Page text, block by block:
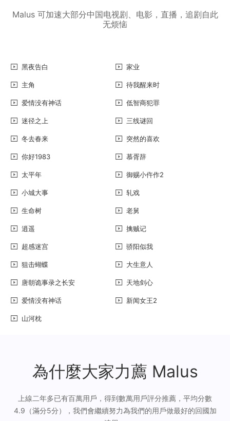
Malus 可加速大部分中国电视剧、电影，直播，追剧自此
无烦恼
黑夜告白 家业
主角 待我醒来时
爱情没有神话 低智商犯罪
迷径之上 三线谜回
冬去春来 突然的喜欢
你好1983 慕胥辞
太平年 御赐小仵作2
小城大事 轧戏
生命树 老舅
逍遥 擒贼记
超感迷宫 骄阳似我
狙击蝴蝶 大生意人
唐朝诡事录之长安 天地剑心
爱情没有神话 新闻女王2
山河枕
為什麼大家力薦 Malus
上線二年多已有百萬用戶，得到數萬用戶評分推薦，平均分數
4.9（滿分5分），我們會繼續努力為我們的用戶做最好的回國加